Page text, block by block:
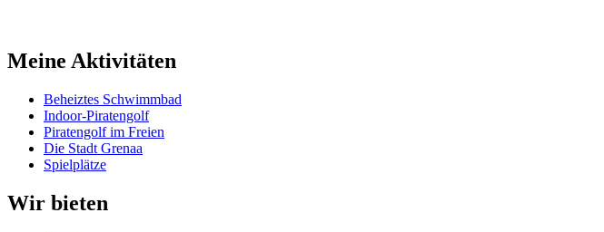
Meine Aktivitäten
Beheiztes Schwimmbad
Indoor-Piratengolf
Piratengolf im Freien
Die Stadt Grenaa
Spielplätze
Wir bieten